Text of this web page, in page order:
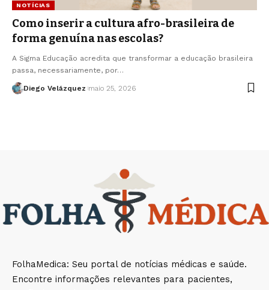
NOTÍCIAS
Como inserir a cultura afro-brasileira de
forma genuína nas escolas?
A Sigma Educação acredita que transformar a educação brasileira
passa, necessariamente, por…
Diego Velázquez maio 25, 2026
FolhaMedica: Seu portal de notícias médicas e saúde.
Encontre informações relevantes para pacientes,